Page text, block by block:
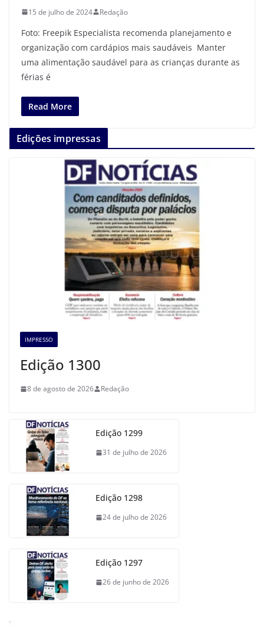
15 de julho de 2024 Redação
Foto: Freepik Especialista recomenda planejamento e
organização com cardápios mais saudáveis Manter
uma alimentação saudável para as crianças durante as
férias é
Read More
Edições impressas
IMPRESSO
Edição 1300
8 de agosto de 2026 Redação
Edição 1299
31 de julho de 2026
Edição 1298
24 de julho de 2026
Edição 1297
26 de junho de 2026